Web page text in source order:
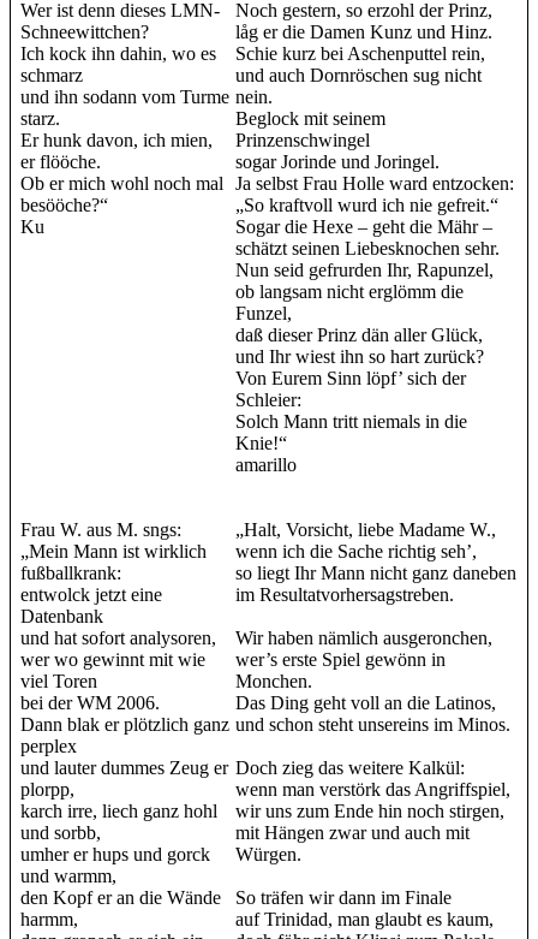
Wer ist denn dieses LMN-
Schneewittchen?
Ich kock ihn dahin, wo es
schmarz
und ihn sodann vom Turme
starz.
Er hunk davon, ich mien,
er flööche.
Ob er mich wohl noch mal
besööche?“
Ku
Noch gestern, so erzohl der Prinz,
låg er die Damen Kunz und Hinz.
Schie kurz bei Aschenputtel rein,
und auch Dornröschen sug nicht
nein.
Beglock mit seinem
Prinzenschwingel
sogar Jorinde und Joringel.
Ja selbst Frau Holle ward entzocken:
„So kraftvoll wurd ich nie gefreit.“
Sogar die Hexe – geht die Mähr –
schätzt seinen Liebesknochen sehr.
Nun seid gefrurden Ihr, Rapunzel,
ob langsam nicht erglömm die
Funzel,
daß dieser Prinz dän aller Glück,
und Ihr wiest ihn so hart zurück?
Von Eurem Sinn löpf’ sich der
Schleier:
Solch Mann tritt niemals in die
Knie!“
amarillo
Frau W. aus M. sngs:
„Mein Mann ist wirklich
fußballkrank:
entwolck jetzt eine
Datenbank
und hat sofort analysoren,
wer wo gewinnt mit wie
viel Toren
bei der WM 2006.
Dann blak er plötzlich ganz
perplex
und lauter dummes Zeug er
plorpp,
karch irre, liech ganz hohl
und sorbb,
umher er hups und gorck
und warmm,
den Kopf er an die Wände
harmm,
„Halt, Vorsicht, liebe Madame W.,
wenn ich die Sache richtig seh’,
so liegt Ihr Mann nicht ganz daneben
im Resultatvorhersagstreben.
Wir haben nämlich ausgeronchen,
wer’s erste Spiel gewönn in
Monchen.
Das Ding geht voll an die Latinos,
und schon steht unsereins im Minos.
Doch zieg das weitere Kalkül:
wenn man verstörk das Angriffspiel,
wir uns zum Ende hin noch stirgen,
mit Hängen zwar und auch mit
Würgen.
So träfen wir dann im Finale
auf Trinidad, man glaubt es kaum,